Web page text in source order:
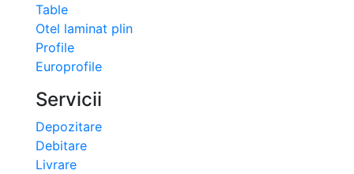
Table
Otel laminat plin
Profile
Europrofile
Servicii
Depozitare
Debitare
Livrare